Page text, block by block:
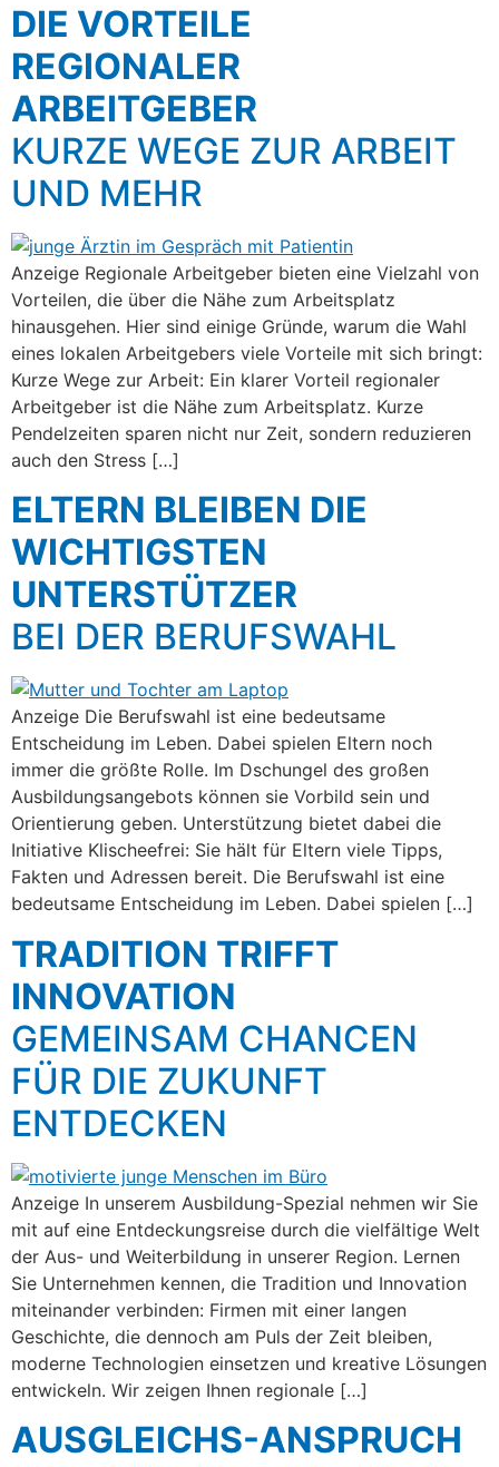
DIE VORTEILE
REGIONALER
ARBEITGEBER
KURZE WEGE ZUR ARBEIT
UND MEHR
Anzeige Regionale Arbeitgeber bieten eine Vielzahl von
Vorteilen, die über die Nähe zum Arbeitsplatz
hinausgehen. Hier sind einige Gründe, warum die Wahl
eines lokalen Arbeitgebers viele Vorteile mit sich bringt:
Kurze Wege zur Arbeit: Ein klarer Vorteil regionaler
Arbeitgeber ist die Nähe zum Arbeitsplatz. Kurze
Pendelzeiten sparen nicht nur Zeit, sondern reduzieren
auch den Stress […]
ELTERN BLEIBEN DIE
WICHTIGSTEN
UNTERSTÜTZER
BEI DER BERUFSWAHL
Anzeige Die Berufswahl ist eine bedeutsame
Entscheidung im Leben. Dabei spielen Eltern noch
immer die größte Rolle. Im Dschungel des großen
Ausbildungsangebots können sie Vorbild sein und
Orientierung geben. Unterstützung bietet dabei die
Initiative Klischeefrei: Sie hält für Eltern viele Tipps,
Fakten und Adressen bereit. Die Berufswahl ist eine
bedeutsame Entscheidung im Leben. Dabei spielen […]
TRADITION TRIFFT
INNOVATION
GEMEINSAM CHANCEN
FÜR DIE ZUKUNFT
ENTDECKEN
Anzeige In unserem Ausbildung-Spezial nehmen wir Sie
mit auf eine Entdeckungsreise durch die vielfältige Welt
der Aus- und Weiterbildung in unserer Region. Lernen
Sie Unternehmen kennen, die Tradition und Innovation
miteinander verbinden: Firmen mit einer langen
Geschichte, die dennoch am Puls der Zeit bleiben,
moderne Technologien einsetzen und kreative Lösungen
entwickeln. Wir zeigen Ihnen regionale […]
AUSGLEICHS-ANSPRUCH